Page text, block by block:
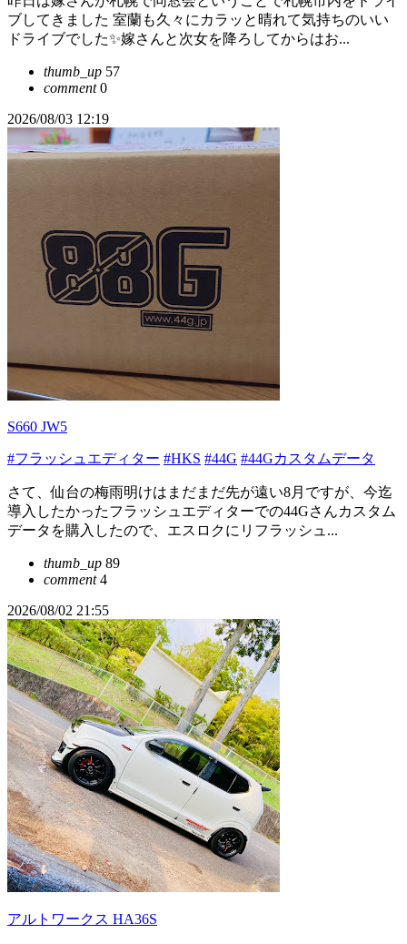
ブしてきました 室蘭も久々にカラッと晴れて気持ちのいい
ドライブでした✨嫁さんと次女を降ろしてからはお...
thumb_up 57
comment0
2026/08/03 12:19
S660 JW5
#フラッシュエディター #HKS #44G #44Gカスタムデータ
さて、仙台の梅雨明けはまだまだ先が遠い8月ですが、今迄
導入したかったフラッシュエディターでの44Gさんカスタム
データを購入したので、エスロクにリフラッシュ...
thumb_up 89
comment4
2026/08/02 21:55
アルトワークス HA36S